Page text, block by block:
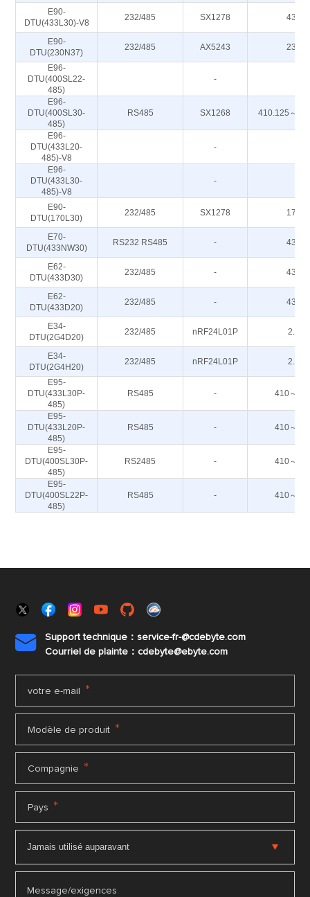
E90-
DTU(433L30)-V8
232/485 SX1278 433M
E90-
DTU(230N37)
232/485 AX5243 230M
E96-
DTU(400SL22-
485)
-
E96-
DTU(400SL30-
485)
RS485 SX1268 410.125～
E96-
DTU(433L20-
485)-V8
-
E96-
DTU(433L30-
485)-V8
-
E90-
DTU(170L30)
232/485 SX1278 170M
E70-
DTU(433NW30)
RS232 RS485 - 433M
E62-
DTU(433D30)
232/485 - 433M
E62-
DTU(433D20)
232/485 - 433M
E34-
DTU(2G4D20)
232/485 nRF24L01P 2.4G
E34-
DTU(2G4H20)
232/485 nRF24L01P 2.4G
E95-
DTU(433L30P-
485)
RS485 - 410～
E95-
DTU(433L20P-
485)
RS485 - 410～
E95-
DTU(400SL30P-
485)
RS2485 - 410～
E95-
DTU(400SL22P-
485)
RS485 - 410～

Support technique：service-fr-@cdebyte.com
Courriel de plainte：cdebyte@ebyte.com
votre e-mail *
Modèle de produit *
Compagnie *
Pays *
Message/exigences